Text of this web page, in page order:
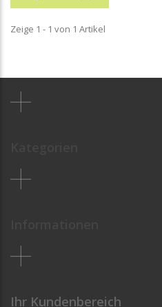
Zeige 1 - 1 von 1 Artikel
Ihr Kundenbereich